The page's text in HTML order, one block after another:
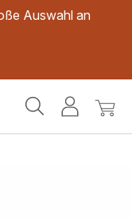
Auswahl an
Mein
Mein